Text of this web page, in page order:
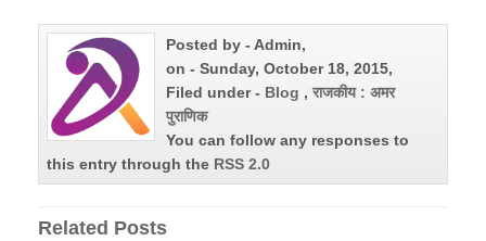
Posted by - Admin,
on - Sunday, October 18, 2015,
Filed under - Blog , राजकीय : अमर
पुराणिक
You can follow any responses to
this entry through the RSS 2.0
Related Posts